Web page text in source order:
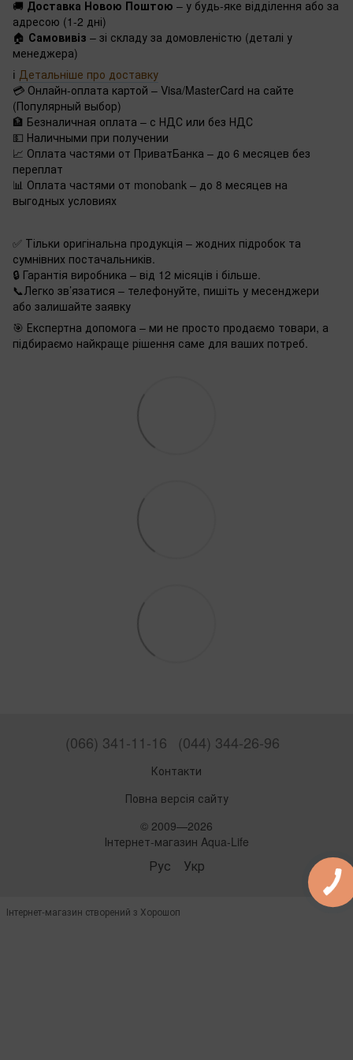
🚚 Доставка Новою Поштою – у будь-яке відділення або за
адресою (1-2 дні)
🏠 Самовивіз – зі складу за домовленістю (деталі у
менеджера)
ℹ️ Детальніше про доставку
💳 Онлайн-оплата картой – Visa/MasterCard на сайте
(Популярный выбор)
🏦 Безналичная оплата – с НДС или без НДС
💵 Наличными при получении
📈 Оплата частями от ПриватБанка – до 6 месяцев без
переплат
📊 Оплата частями от monobank – до 8 месяцев на
выгодных условиях
✅ Тільки оригінальна продукція – жодних підробок та
сумнівних постачальників.
🔒 Гарантія виробника – від 12 місяців і більше.
📞Легко зв’язатися – телефонуйте, пишіть у месенджери
або залишайте заявку
🎯 Експертна допомога – ми не просто продаємо товари, а
підбираємо найкраще рішення саме для ваших потреб.
(066) 341-11-16 (044) 344-26-96
Контакти
Повна версія сайту
© 2009—2026
Інтернет-магазин Aqua-Life
Рус Укр
Інтернет-магазин створений з Хорошоп